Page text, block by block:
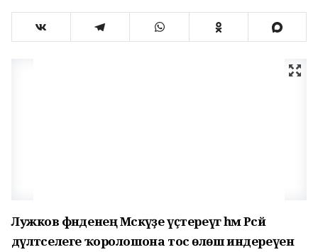
Лужков әфәнденең Мәскәүҙе үҫтереүгә һәм Рәсәй
дәүләтселеге ҡоролошона тос өлөш индереүен